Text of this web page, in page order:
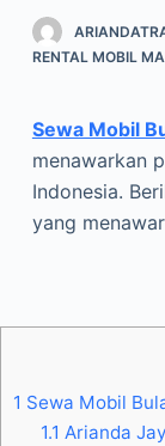
eRENTAL MOBIL
Sewa Mobil
menawarkan
Indonesia.
yang
1 Sewa Mobil
1.1 Arianda